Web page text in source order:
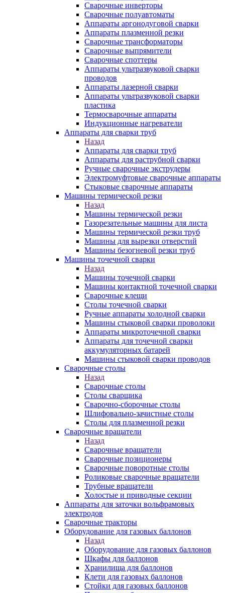
Сварочные инверторы
Сварочные полуавтоматы
Аппараты аргонодуговой сварки
Аппараты плазменной резки
Сварочные трансформаторы
Сварочные выпрямители
Сварочные споттеры
Аппараты ультразвуковой сварки
проводов
Аппараты лазерной сварки
Аппараты ультразвуковой сварки
пластика
Термосварочные аппараты
Индукционные нагреватели
Аппараты для сварки труб
Назад
Аппараты для сварки труб
Аппараты для раструбной сварки
Ручные сварочные экструдеры
Электромуфтовые сварочные аппараты
Стыковые сварочные аппараты
Машины термической резки
Назад
Машины термической резки
Газорезательные машины для листа
Машины термической резки труб
Машины для вырезки отверстий
Машины безогневой резки труб
Машины точечной сварки
Назад
Машины точечной сварки
Машины контактной точечной сварки
Сварочные клещи
Столы точечной сварки
Ручные аппараты холодной сварки
Машины стыковой сварки проволоки
Аппараты микроточечной сварки
Аппараты для точечной сварки
аккумуляторных батарей
Машины стыковой сварки проводов
Сварочные столы
Назад
Сварочные столы
Столы сварщика
Сварочно-сборочные столы
Шлифовально-зачистные столы
Столы для плазменной резки
Сварочные вращатели
Назад
Сварочные вращатели
Сварочные позиционеры
Сварочные поворотные столы
Роликовые сварочные вращатели
Трубные вращатели
Холостые и приводные секции
Аппараты для заточки вольфрамовых
электродов
Сварочные тракторы
Оборудование для газовых баллонов
Назад
Оборудование для газовых баллонов
Шкафы для баллонов
Хранилища для баллонов
Клети для газовых баллонов
Стойки для газовых баллонов